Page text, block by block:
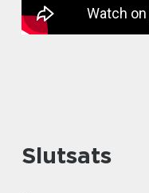
Slutsats